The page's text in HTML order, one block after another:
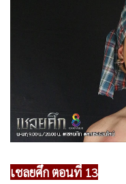
Good health & Well-
Green Innovation & SD
Management & HR
Infographic
การเมือง
• กีฬา
เชลยศึก ตอนที่ 13